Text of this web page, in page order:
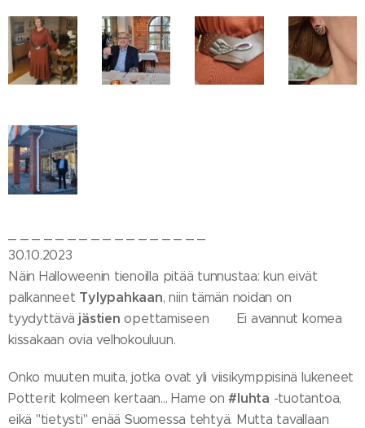
30.10.2023
Näin Halloweenin tienoilla pitää tunnustaa: kun eivät
palkanneet Tylypahkaan, niin tämän noidan on
tyydyttävä jästien opettamiseen 😁 Ei avannut komea
kissakaan ovia velhokouluun.
Onko muuten muita, jotka ovat yli viisikymppisinä lukeneet
Potterit kolmeen kertaan... Hame on#luhta -tuotantoa,
eikä "tietysti" enää Suomessa tehtyä. Mutta tavallaan